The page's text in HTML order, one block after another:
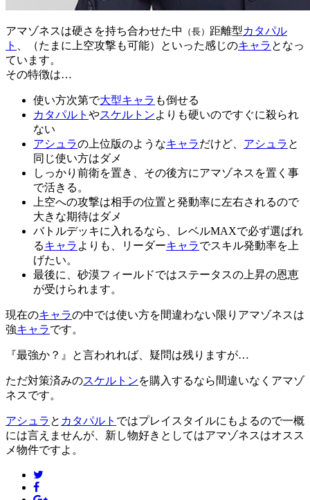
アマゾネスは硬さを持ち合わせた中 （長） 距離型カタパル
ト
、（たまに上空攻撃も可能）といった感じのキャラ となっ
ています。
その特徴は…
使い方次第で大型キャラ も倒せる
カタパルト やスケルトンよりも硬いのですぐに殺られ
ない
アシュラの上位版のようなキャラだけど、 アシュラ と
同じ使い方はダメ
しっかり前衛を置き、その後方にアマゾネスを置く事
で活きる。
上空への攻撃は相手の位置と発動率に左右されるので
大きな期待はダメ
バトルデッキに入れるなら、レベルMAXで必ず選ばれ
るキャラ よりも、リーダーキャラでスキル発動率を上
げたい。
最後に、砂漠フィールドではステータスの上昇の恩恵
が受けられます。
現在のキャラの中では使い方を間違わない限りアマゾネスは
強キャラです。
『最強か？』と言われれば、疑問は残りますが…
ただ対策済みのスケルトンを購入するなら間違いなくアマゾ
ネスです。
アシュラ と カタパルト ではプレイスタイルにもよるので一概
には言えませんが、新し物好きとしてはアマゾネスはオスス
メ物件ですよ。